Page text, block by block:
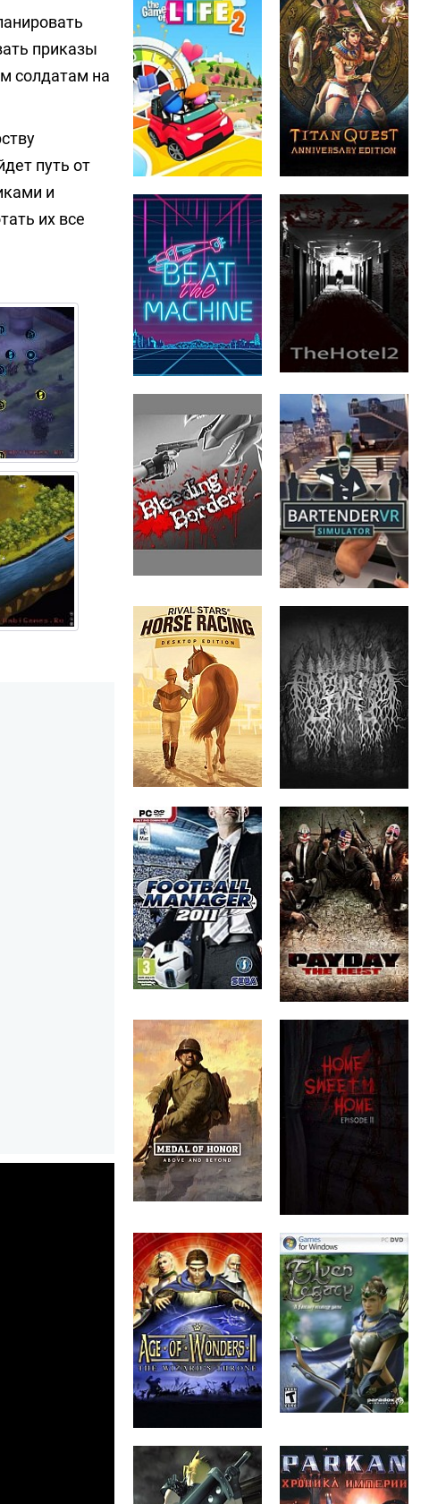
приказы
солдатам на
путь от
и
их все